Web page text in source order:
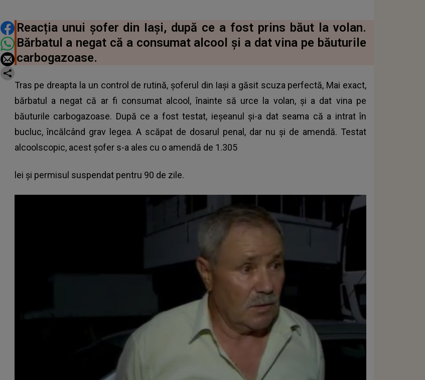
DISTRIBUIE ARTICOLUL
Reacția unui șofer din Iași, după ce a fost prins băut la volan.
Bărbatul a negat că a consumat alcool și a dat vina pe băuturile
carbogazoase.
Tras pe dreapta la un control de rutină, șoferul din Iași a găsit scuza perfectă, Mai exact,
bărbatul a negat că ar fi consumat alcool, înainte să urce la volan, și a dat vina pe
băuturile carbogazoase. După ce a fost testat, ieșeanul și-a dat seama că a intrat în
bucluc, încălcând grav legea. A scăpat de dosarul penal, dar nu și de amendă. Testat
alcoolscopic, acest șofer s-a ales cu o amendă de 1.305
lei şi permisul suspendat pentru 90 de zile.